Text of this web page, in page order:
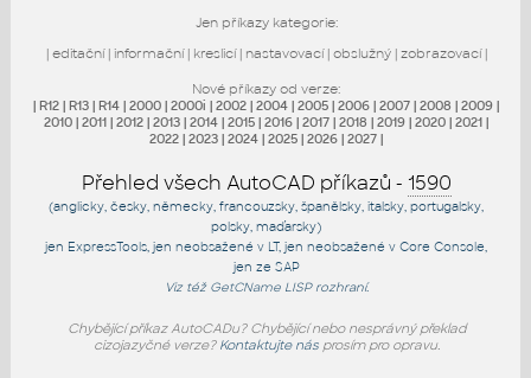
Jen příkazy kategorie:
| editační| informační| kreslicí| nastavovací| obslužný| zobrazovací|
Nové příkazy od verze:
| R12 | R13 | R14 | 2000 | 2000i | 2002 | 2004 | 2005 | 2006 | 2007 | 2008 | 2009 |
2010 | 2011 | 2012 | 2013 | 2014 | 2015 | 2016 | 2017 | 2018 | 2019 | 2020 | 2021 |
2022 | 2023 | 2024 | 2025 | 2026 | 2027 |
Přehled všech AutoCAD příkazů - 1590
(anglicky, česky, německy, francouzsky, španělsky, italsky, portugalsky,
polsky, maďarsky)
jen ExpressTools , jen neobsažené v LT, jen neobsažené v Core Console
jen ze SAP
Viz též GetCNameLISP rozhraní.
Chybějící příkaz AutoCADu? Chybějící nebo nesprávný překlad
cizojazyčné verze? Kontaktujte násprosím pro opravu.